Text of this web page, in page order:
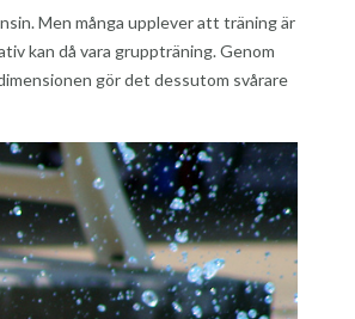
Men många upplever att träning är
kan då vara gruppträning. Genom
gör det dessutom svårare